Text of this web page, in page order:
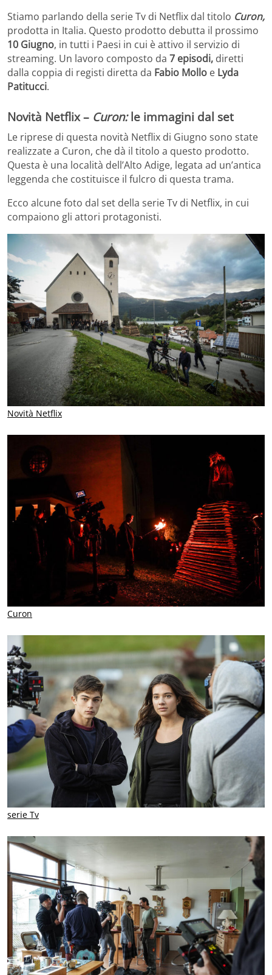
Stiamo parlando della serie Tv di Netflix dal titolo Curon,
prodotta in Italia. Questo prodotto debutta il prossimo
10 Giugno, in tutti i Paesi in cui è attivo il servizio di
streaming. Un lavoro composto da 7 episodi, diretti
dalla coppia di registi diretta da Fabio Mollo e Lyda
Patitucci.
Novità Netflix – Curon:le immagini dal set
Le riprese di questa novità Netflix di Giugno sono state
realizzate a Curon, che dà il titolo a questo prodotto.
Questa è una località dell’Alto Adige, legata ad un’antica
leggenda che costituisce il fulcro di questa trama.
Ecco alcune foto dal set della serie Tv di Netflix, in cui
compaiono gli attori protagonisti.
Novità Netflix
Curon
serie Tv